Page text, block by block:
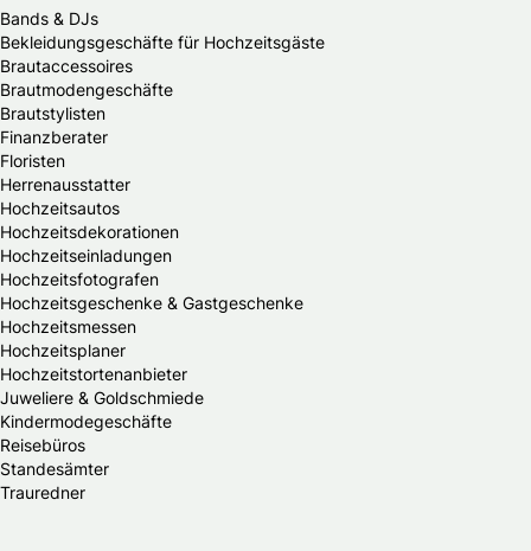
Bands & DJs
Bekleidungsgeschäfte für Hochzeitsgäste
Brautaccessoires
Brautmodengeschäfte
Brautstylisten
Finanzberater
Floristen
Herrenausstatter
Hochzeitsautos
Hochzeitsdekorationen
Hochzeitseinladungen
Hochzeitsfotografen
Hochzeitsgeschenke & Gastgeschenke
Hochzeitsmessen
Hochzeitsplaner
Hochzeitstortenanbieter
Juweliere & Goldschmiede
Kindermodegeschäfte
Reisebüros
Standesämter
Trauredner